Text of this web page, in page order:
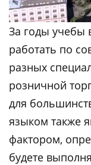
За годы учебы
работать по
разных
розничной
для
языком также
фактором,
будете